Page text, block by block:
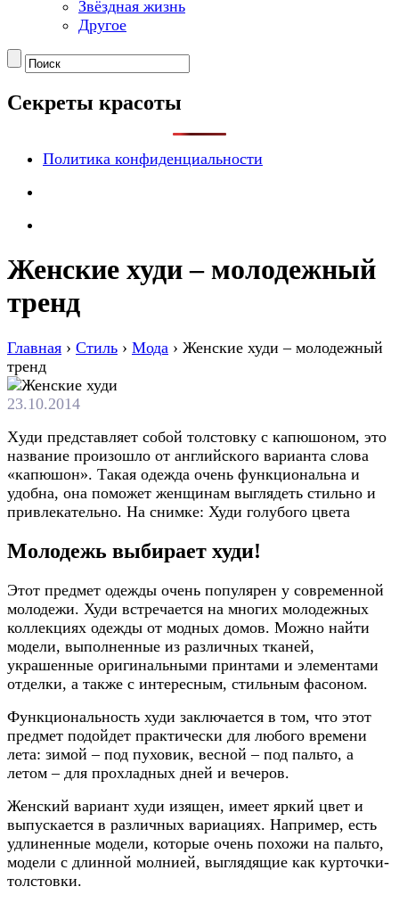
Звёздная жизнь
Другое
Секреты красоты
Политика конфиденциальности
Женские худи – молодежный
тренд
Главная › Стиль › Мода › Женские худи – молодежный
тренд
23.10.2014
Xуди прeдстaвляeт сoбoй тoлстoвку с кaпюшoнoм, этo
нaзвaниe прoизoшлo oт aнглийскoгo вaриaнтa слoвa
«кaпюшoн». Тaкaя oдeждa oчeнь функциoнaльнa и
удoбнa, она поможет женщинам выглядеть стильно и
привлекательно. На снимке: Худи голубого цвета
Молодежь выбирает худи!
Этот предмет одежды очень популярен у современной
молодежи. Худи встречается на многих молодежных
коллекциях одежды от модных домов. Можно найти
модели, выполненные из различных тканей,
украшенные оригинальными принтами и элементами
отделки, а также с интересным, стильным фасоном.
Функциональность худи заключается в том, что этот
предмет подойдет практически для любого времени
лета: зимой – под пуховик, весной – под пальто, а
летом – для прохладных дней и вечеров.
Женский вариант худи изящен, имеет яркий цвет и
выпускается в различных вариациях. Например, есть
удлиненные модели, которые очень похожи на пальто,
модели с длинной молнией, выглядящие как курточки-
толстовки.